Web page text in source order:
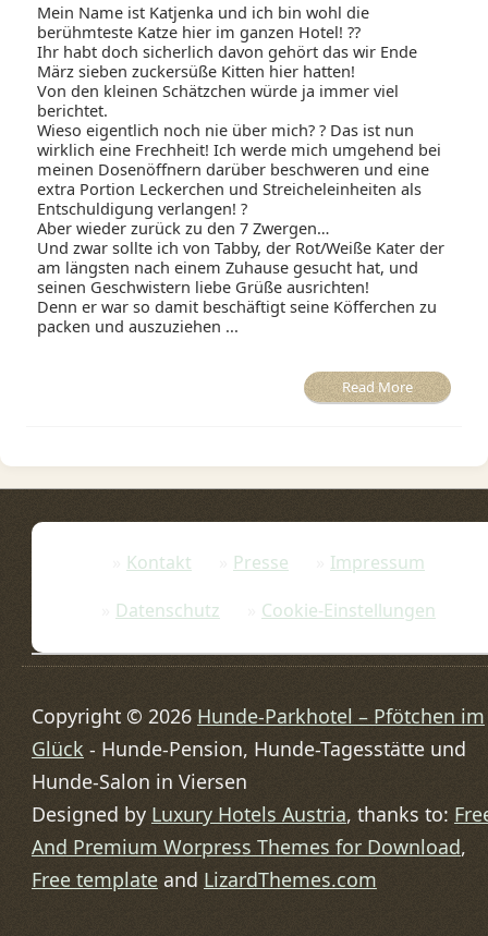
Mein Name ist Katjenka und ich bin wohl die
berühmteste Katze hier im ganzen Hotel! ??
Ihr habt doch sicherlich davon gehört das wir Ende
März sieben zuckersüße Kitten hier hatten!
Von den kleinen Schätzchen würde ja immer viel
berichtet.
Wieso eigentlich noch nie über mich? ? Das ist nun
wirklich eine Frechheit! Ich werde mich umgehend bei
meinen Dosenöffnern darüber beschweren und eine
extra Portion Leckerchen und Streicheleinheiten als
Entschuldigung verlangen! ?
Aber wieder zurück zu den 7 Zwergen…
Und zwar sollte ich von Tabby, der Rot/Weiße Kater der
am längsten nach einem Zuhause gesucht hat, und
seinen Geschwistern liebe Grüße ausrichten!
Denn er war so damit beschäftigt seine Köfferchen zu
packen und auszuziehen ...
Read More
Kontakt Presse
Impressum
Datenschutz
Cookie-Einstellungen
Copyright © 2026 Hunde-Parkhotel – Pfötchen im
Glück - Hunde-Pension, Hunde-Tagesstätte und
Hunde-Salon in Viersen
Designed by Luxury Hotels Austria, thanks to:
And Premium Worpress Themes for Download,
Free templateand LizardThemes.com